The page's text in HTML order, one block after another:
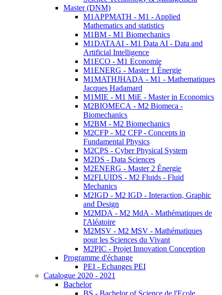
Master (DNM)
M1APPMATH - M1 - Applied
Mathematics and statistics
M1BM - M1 Biomechanics
M1DATAAI - M1 Data AI - Data and
Artificial Intelligence
M1ECO - M1 Economie
M1ENERG - Master 1 Énergie
M1MATHJHADA - M1 - Mathematiques
Jacques Hadamard
M1MIE - M1 MiE - Master in Economics
M2BIOMECA - M2 Biomeca -
Biomechanics
M2BM - M2 Biomechanics
M2CFP - M2 CFP - Concepts in
Fundamental Physics
M2CPS - Cyber Physical System
M2DS - Data Sciences
M2ENERG - Master 2 Énergie
M2FLUIDS - M2 Fluids - Fluid
Mechanics
M2IGD - M2 IGD - Interaction, Graphic
and Design
M2MDA - M2 MdA - Mathématiques de
l'Aléatoire
M2MSV - M2 MSV - Mathématiques
pour les Sciences du Vivant
M2PIC - Projet Innovation Conception
Programme d'échange
PEI - Echanges PEI
Catalogue 2020 - 2021
Bachelor
BS - Bachelor of Science de l'Ecole